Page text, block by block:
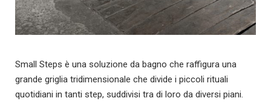
Small Steps è una soluzione da bagno che raffigura una
grande griglia tridimensionale che divide i piccoli rituali
quotidiani in tanti step, suddivisi tra di loro da diversi piani.